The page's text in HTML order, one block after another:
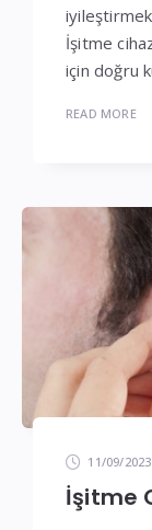
iyileştirmek
İşitme
için doğru
READ MORE
11/09/2023
İşitme